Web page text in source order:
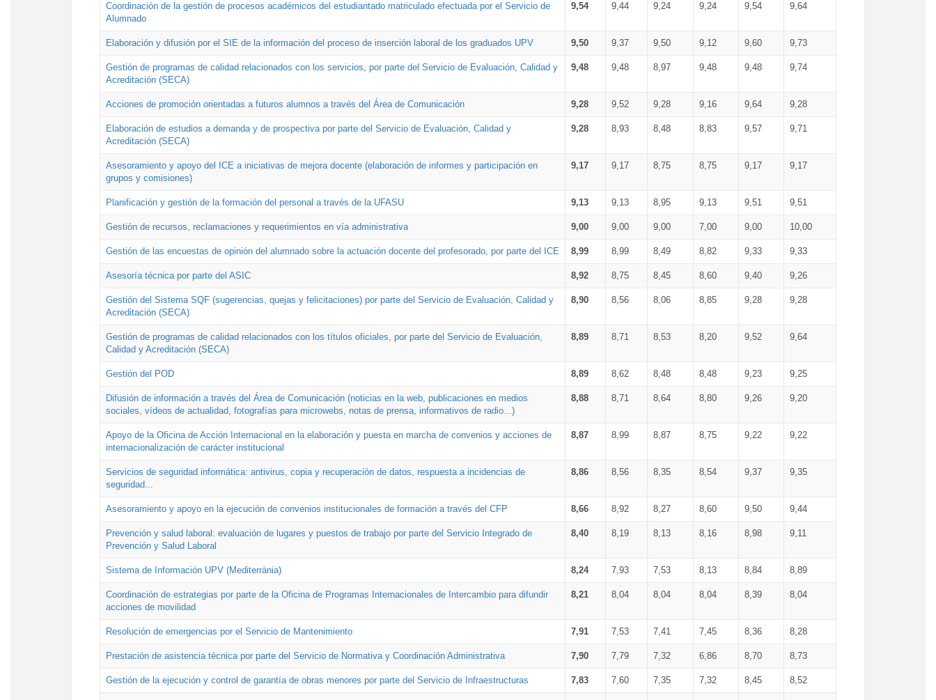
Coordinación de la gestión de procesos académicos del estudiantado matriculado efectuada por el Servicio de
Alumnado
9,54 9,44 9,24 9,24 9,54 9,64
Elaboración y difusión por el SIE de la información del proceso de inserción laboral de los graduados UPV 9,50 9,37 9,50 9,12 9,60 9,73
Gestión de programas de calidad relacionados con los servicios, por parte del Servicio de Evaluación, Calidad y
Acreditación (SECA)
9,48 9,48 8,97 9,48 9,48 9,74
Acciones de promoción orientadas a futuros alumnos a través del Área de Comunicación 9,28 9,52 9,28 9,16 9,64 9,28
Elaboración de estudios a demanda y de prospectiva por parte del Servicio de Evaluación, Calidad y
Acreditación (SECA)
9,28 8,93 8,48 8,83 9,57 9,71
Asesoramiento y apoyo del ICE a iniciativas de mejora docente (elaboración de informes y participación en
grupos y comisiones)
9,17 9,17 8,75 8,75 9,17 9,17
Planificación y gestión de la formación del personal a través de la UFASU 9,13 9,13 8,95 9,13 9,51 9,51
Gestión de recursos, reclamaciones y requerimientos en vía administrativa 9,00 9,00 9,00 7,00 9,00 10,00
Gestión de las encuestas de opinión del alumnado sobre la actuación docente del profesorado, por parte del ICE 8,99 8,99 8,49 8,82 9,33 9,33
Asesoría técnica por parte del ASIC 8,92 8,75 8,45 8,60 9,40 9,26
Gestión del Sistema SQF (sugerencias, quejas y felicitaciones) por parte del Servicio de Evaluación, Calidad y
Acreditación (SECA)
8,90 8,56 8,06 8,85 9,28 9,28
Gestión de programas de calidad relacionados con los títulos oficiales, por parte del Servicio de Evaluación,
Calidad y Acreditación (SECA)
8,89 8,71 8,53 8,20 9,52 9,64
Gestión del POD 8,89 8,62 8,48 8,48 9,23 9,25
Difusión de información a través del Área de Comunicación (noticias en la web, publicaciones en medios
sociales, vídeos de actualidad, fotografías para microwebs, notas de prensa, informativos de radio...)
8,88 8,71 8,64 8,80 9,26 9,20
Apoyo de la Oficina de Acción Internacional en la elaboración y puesta en marcha de convenios y acciones de
internacionalización de carácter institucional
8,87 8,99 8,87 8,75 9,22 9,22
Servicios de seguridad informática: antivirus, copia y recuperación de datos, respuesta a incidencias de
seguridad...
8,86 8,56 8,35 8,54 9,37 9,35
Asesoramiento y apoyo en la ejecución de convenios institucionales de formación a través del CFP 8,66 8,92 8,27 8,60 9,50 9,44
Prevención y salud laboral: evaluación de lugares y puestos de trabajo por parte del Servicio Integrado de
Prevención y Salud Laboral
8,40 8,19 8,13 8,16 8,98 9,11
Sistema de Información UPV (Mediterrània) 8,24 7,93 7,53 8,13 8,84 8,89
Coordinación de estrategias por parte de la Oficina de Programas Internacionales de Intercambio para difundir
acciones de movilidad
8,21 8,04 8,04 8,04 8,39 8,04
Resolución de emergencias por el Servicio de Mantenimiento 7,91 7,53 7,41 7,45 8,36 8,28
Prestación de asistencia técnica por parte del Servicio de Normativa y Coordinación Administrativa 7,90 7,79 7,32 6,86 8,70 8,73
Gestión de la ejecución y control de garantía de obras menores por parte del Servicio de Infraestructuras 7,83 7,60 7,35 7,32 8,45 8,52